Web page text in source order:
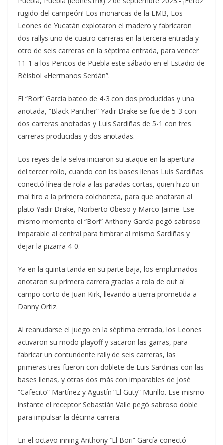
rugido del campeón! Los monarcas de la LMB, Los
Leones de Yucatán explotaron el madero y fabricaron
dos rallys uno de cuatro carreras en la tercera entrada y
otro de seis carreras en la séptima entrada, para vencer
11-1 a los Pericos de Puebla este sábado en el Estadio de
Béisbol «Hermanos Serdán”.
El “Bori” García bateo de 4-3 con dos producidas y una
anotada, “Black Panther” Yadir Drake se fue de 5-3 con
dos carreras anotadas y Luis Sardiñas de 5-1 con tres
carreras producidas y dos anotadas.
Los reyes de la selva iniciaron su ataque en la apertura
del tercer rollo, cuando con las bases llenas Luis Sardiñas
conectó línea de rola a las paradas cortas, quien hizo un
mal tiro a la primera colchoneta, para que anotaran al
plato Yadir Drake, Norberto Obeso y Marco Jaime. Ese
mismo momento el “Bori” Anthony García pegó sabroso
imparable al central para timbrar al mismo Sardiñas y
dejar la pizarra 4-0.
Ya en la quinta tanda en su parte baja, los emplumados
anotaron su primera carrera gracias a rola de out al
campo corto de Juan Kirk, llevando a tierra prometida a
Danny Ortiz.
Al reanudarse el juego en la séptima entrada, los Leones
activaron su modo playoff y sacaron las garras, para
fabricar un contundente rally de seis carreras, las
primeras tres fueron con doblete de Luis Sardiñas con las
bases llenas, y otras dos más con imparables de José
“Cafecito” Martínez y Agustín “El Guty” Murillo. Ese mismo
instante el receptor Sebastián Valle pegó sabroso doble
para impulsar la décima carrera.
En el octavo inning Anthony “El Bori” García conectó